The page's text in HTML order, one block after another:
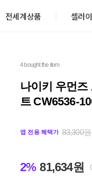
전세계상품 셀러
4 bought the item
나이키 우먼즈
트 CW6536-
앱 전용 혜택가 83,300원
2% 81,634원